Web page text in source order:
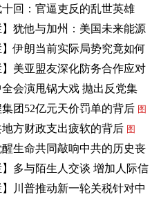
回：官逼吏反的乱世英雄
犹他与加州：美国未来能源
伊朗当前实际局势究竟如何
美亚盟友深化防务合作应对
会演甩锅大戏 抛出反党集
团52亿元天价罚单的背后 图
方财政支出疲软的背后 图
生命共同敲响中共的历史丧
多与陌生人交谈 增加人际信
川普推动新一轮关税针对中